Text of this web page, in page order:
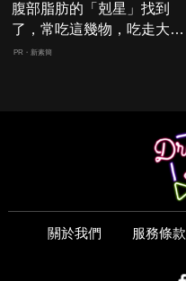
腹部脂肪的「剋星」找到
了，常吃這幾物，吃走大肚
囊，瘦出小蠻腰
PR・新素簡
關於我們 服務條款